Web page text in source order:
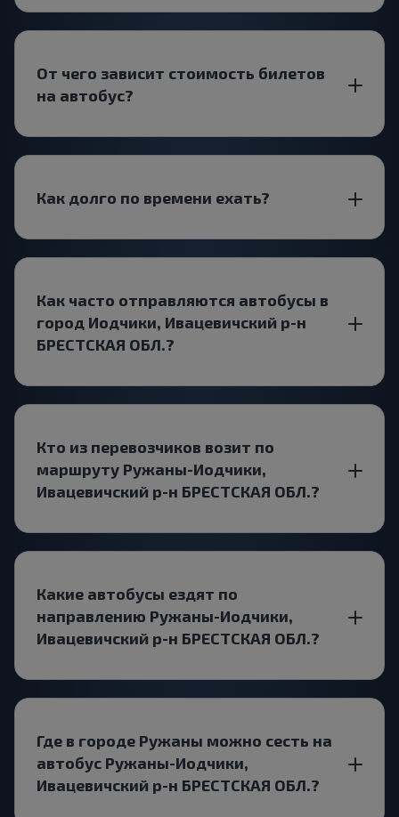
От чего зависит стоимость билетов
на автобус?
Как долго по времени ехать?
Как часто отправляются автобусы в
город Иодчики, Ивацевичский р-н
БРЕСТСКАЯ ОБЛ.?
Кто из перевозчиков возит по
маршруту Ружаны-Иодчики,
Ивацевичский р-н БРЕСТСКАЯ ОБЛ.?
Какие автобусы ездят по
направлению Ружаны-Иодчики,
Ивацевичский р-н БРЕСТСКАЯ ОБЛ.?
Где в городе Ружаны можно сесть на
автобус Ружаны-Иодчики,
Ивацевичский р-н БРЕСТСКАЯ ОБЛ.?